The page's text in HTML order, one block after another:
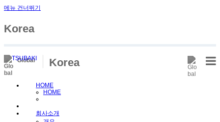
메뉴 건너뛰기
Korea
Global Korea
HOME
HOME
회사소개